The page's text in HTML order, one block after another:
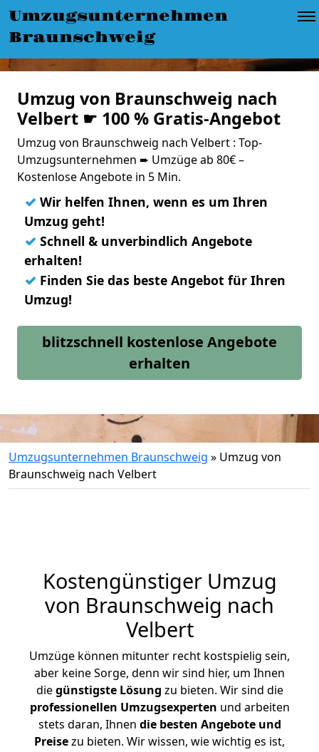
Umzugsunternehmen
Braunschweig
Umzug von Braunschweig nach
Velbert ☛ 100 % Gratis-Angebot
Umzug von Braunschweig nach Velbert : Top-
Umzugsunternehmen ➨ Umzüge ab 80€ –
Kostenlose Angebote in 5 Min.
✓ Wir helfen Ihnen, wenn es um Ihren
Umzug geht!
✓ Schnell & unverbindlich Angebote
erhalten!
✓ Finden Sie das beste Angebot für Ihren
Umzug!
blitzschnell kostenlose Angebote
erhalten
Umzugsunternehmen Braunschweig » Umzug von
Braunschweig nach Velbert
Kostengünstiger Umzug
von Braunschweig nach
Velbert
Umzüge können mitunter recht kostspielig sein,
aber keine Sorge, denn wir sind hier, um Ihnen
diegünstigste Lösung zu bieten. Wir sind die
professionellen Umzugsexperten und arbeiten
stets daran, Ihnen die besten Angebote und
Preisezu bieten. Wir wissen, wie wichtig es ist,